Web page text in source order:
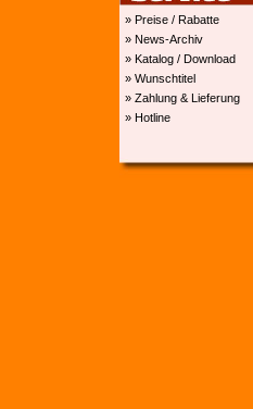
» Preise / Rabatte
» News-Archiv
» Katalog / Download
» Wunschtitel
» Zahlung & Lieferung
» Hotline